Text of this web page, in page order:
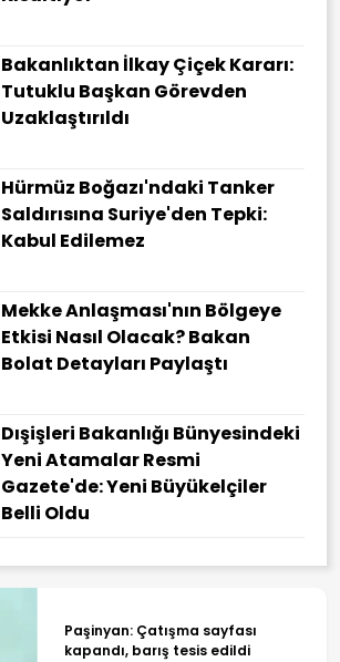
Bakanlıktan İlkay Çiçek Kararı:
Tutuklu Başkan Görevden
Uzaklaştırıldı
Hürmüz Boğazı'ndaki Tanker
Saldırısına Suriye'den Tepki:
Kabul Edilemez
Mekke Anlaşması'nın Bölgeye
Etkisi Nasıl Olacak? Bakan
Bolat Detayları Paylaştı
Dışişleri Bakanlığı Bünyesindeki
Yeni Atamalar Resmi
Gazete'de: Yeni Büyükelçiler
Belli Oldu
Paşinyan: Çatışma sayfası
kapandı, barış tesis edildi